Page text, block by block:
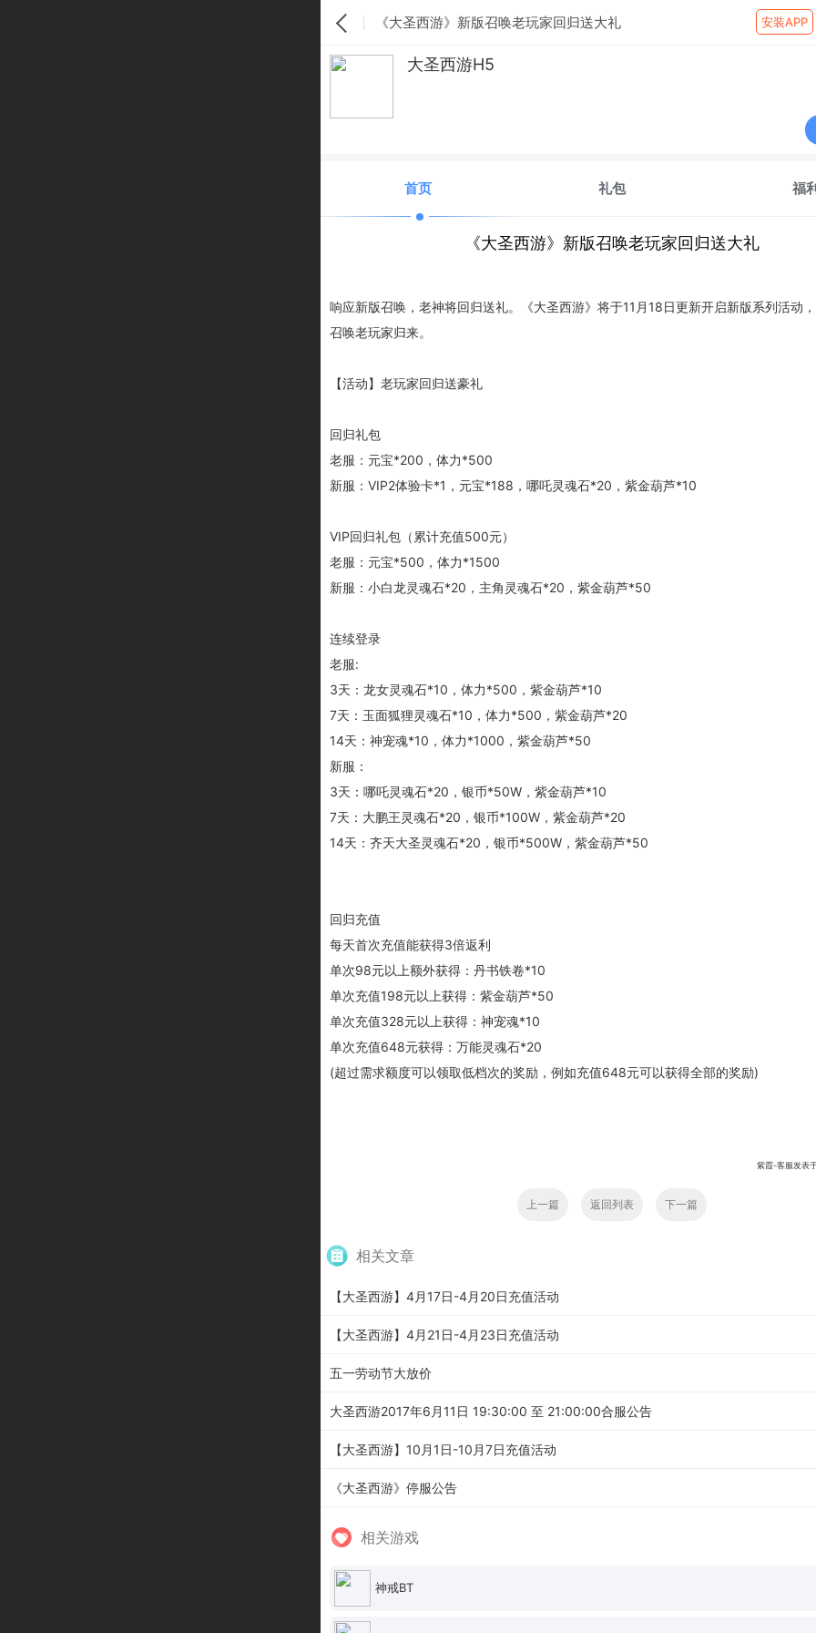
《大圣西游》新版召唤老玩家回归送大礼 安装APP
大圣西游H5
首页 礼包 福
《大圣西游》新版召唤老玩家回归送大礼
响应新版召唤，老神将回归送礼。《大圣西游》将于11月18日更新开启新版系列活动
召唤老玩家归来。
【活动】老玩家回归送豪礼
回归礼包
老服：元宝*200，体力*500
新服：VIP2体验卡*1，元宝*188，哪吒灵魂石*20，紫金葫芦*10
VIP回归礼包（累计充值500元）
老服：元宝*500，体力*1500
新服：小白龙灵魂石*20，主角灵魂石*20，紫金葫芦*50
连续登录
老服:
3天：龙女灵魂石*10，体力*500，紫金葫芦*10
7天：玉面狐狸灵魂石*10，体力*500，紫金葫芦*20
14天：神宠魂*10，体力*1000，紫金葫芦*50
新服：
3天：哪吒灵魂石*20，银币*50W，紫金葫芦*10
7天：大鹏王灵魂石*20，银币*100W，紫金葫芦*20
14天：齐天大圣灵魂石*20，银币*500W，紫金葫芦*50
回归充值
每天首次充值能获得3倍返利
单次98元以上额外获得：丹书铁卷*10
单次充值198元以上获得：紫金葫芦*50
单次充值328元以上获得：神宠魂*10
单次充值648元获得：万能灵魂石*20
(超过需求额度可以领取低档次的奖励，例如充值648元可以获得全部的奖励)
紫霞-客服发表
上一篇 返回列表 下一篇
相关文章
【大圣西游】4月17日-4月20日充值活动
【大圣西游】4月21日-4月23日充值活动
五一劳动节大放价
大圣西游2017年6月11日 19:30:00 至 21:00:00合服公告
【大圣西游】10月1日-10月7日充值活动
《大圣西游》停服公告
相关游戏
神戒BT